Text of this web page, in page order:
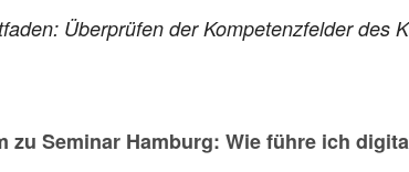
Überprüfen derKompetenzfelder des
zu Seminar Hamburg: Wie führe ich